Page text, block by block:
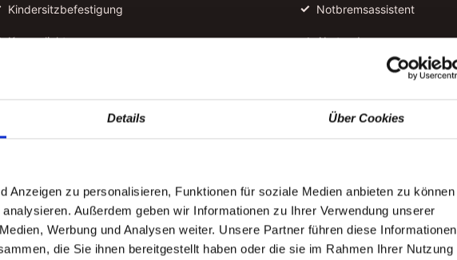
Details Über Cookies
Anzeigen zu personalisieren, Funktionen für soziale Medien anbieten zu können
Außerdem geben wir Informationen zu Ihrer Verwendung unserer
Werbung und Analysen weiter. Unsere Partner führen diese Informationen
die Sie ihnen bereitgestellt haben oder die sie im Rahmen Ihrer Nutzung
Kindersitzbefestigung
Kurvenlicht
Traktionskontrolle
Regensensor
Nichtraucherfahrzeug
✓ Notbremsassistent
✓ Abstandswarnung
✓
✓ Berganfahrhilfe
✓ Led-tagfahrlicht
✓ Lederlenkrad